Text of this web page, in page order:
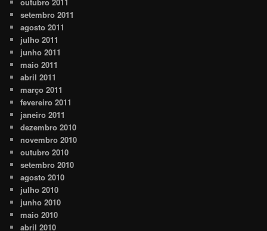
setembro 2011
agosto 2011
julho 2011
junho 2011
maio 2011
abril 2011
março 2011
fevereiro 2011
janeiro 2011
dezembro 2010
novembro 2010
outubro 2010
setembro 2010
agosto 2010
julho 2010
junho 2010
maio 2010
abril 2010